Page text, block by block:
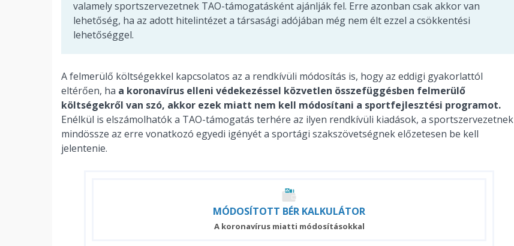
valamely sportszervezetnek TAO-támogatásként ajánlják fel. Erre azonban csak akkor van
lehetőség, ha az adott hitelintézet a társasági adójában még nem élt ezzel a csökkentési
lehetőséggel.
A felmerülő költségekkel kapcsolatos az a rendkívüli módosítás is, hogy az eddigi gyakorlattól
eltérően, ha a koronavírus elleni védekezéssel közvetlen összefüggésben felmerülő
költségekről van szó, akkor ezek miatt nem kell módosítani a sportfejlesztési programot.
Enélkül is elszámolhatók a TAO-támogatás terhére az ilyen rendkívüli kiadások, a sportszervezetnek
mindössze az erre vonatkozó egyedi igényét a sportági szakszövetségnek előzetesen be kell
jelentenie.
MÓDOSÍTOTT BÉR KALKULÁTOR
A koronavírus miatti módosításokkal